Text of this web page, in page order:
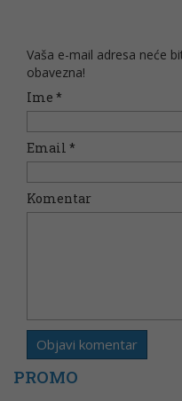
Vaša e-mail adresa neće
obavezna!
Ime *
Email *
Komentar
PROMO